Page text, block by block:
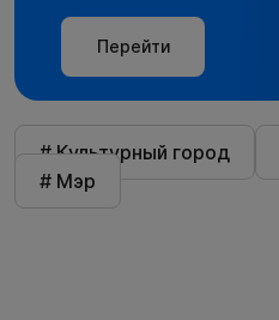
Перейти
# Культурный город
# Мэр